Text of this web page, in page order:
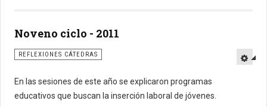
Noveno ciclo - 2011
REFLEXIONES CÁTEDRAS
En las sesiones de este año se explicaron programas
educativos que buscan la inserción laboral de jóvenes.